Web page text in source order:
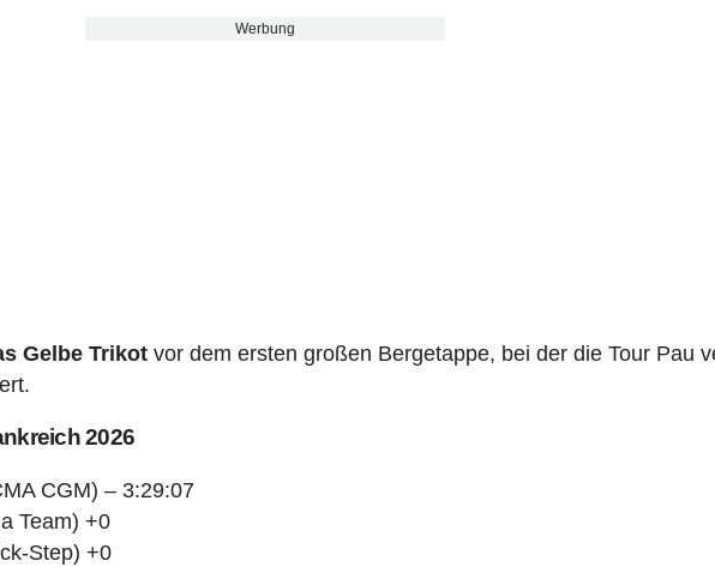
Werbung
Gelbe Trikot vor dem ersten großen Bergetappe, bei der die Tour Pau
2026
CGM) – 3:29:07
Team) +0
Step) +0